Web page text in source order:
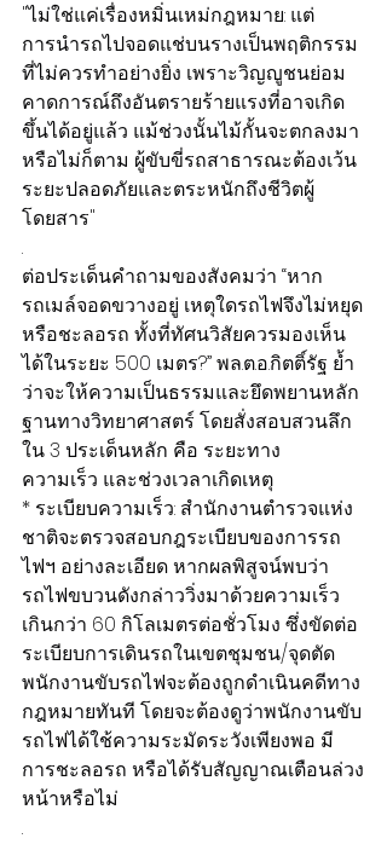
"ไม่ใช่แค่เรื่องหมิ่นเหม่กฎหมาย: แต่
การนำรถไปจอดแช่บนรางเป็นพฤติกรรม
ที่ไม่ควรทำอย่างยิ่ง เพราะวิญญูชนย่อม
คาดการณ์ถึงอันตรายร้ายแรงที่อาจเกิด
ขึ้นได้อยู่แล้ว แม้ช่วงนั้นไม้กั้นจะตกลงมา
หรือไม่ก็ตาม ผู้ขับขี่รถสาธารณะต้องเว้น
ระยะปลอดภัยและตระหนักถึงชีวิตผู้
โดยสาร"
.
ต่อประเด็นคำถามของสังคมว่า “หาก
รถเมล์จอดขวางอยู่ เหตุใดรถไฟจึงไม่หยุด
หรือชะลอรถ ทั้งที่ทัศนวิสัยควรมองเห็น
ได้ในระยะ 500 เมตร?” พล.ต.อ.กิตติ์รัฐ ย้ำ
ว่าจะให้ความเป็นธรรมและยึดพยานหลัก
ฐานทางวิทยาศาสตร์ โดยสั่งสอบสวนลึก
ใน 3 ประเด็นหลัก คือ ระยะทาง
ความเร็ว และช่วงเวลาเกิดเหตุ
* ระเบียบความเร็ว: สำนักงานตำรวจแห่ง
ชาติจะตรวจสอบกฎระเบียบของการรถ
ไฟฯ อย่างละเอียด หากผลพิสูจน์พบว่า
รถไฟขบวนดังกล่าววิ่งมาด้วยความเร็ว
เกินกว่า 60 กิโลเมตรต่อชั่วโมง ซึ่งขัดต่อ
ระเบียบการเดินรถในเขตชุมชน/จุดตัด
พนักงานขับรถไฟจะต้องถูกดำเนินคดีทาง
กฎหมายทันที โดยจะต้องดูว่าพนักงานขับ
รถไฟได้ใช้ความระมัดระวังเพียงพอ มี
การชะลอรถ หรือได้รับสัญญาณเตือนล่วง
หน้าหรือไม่
.